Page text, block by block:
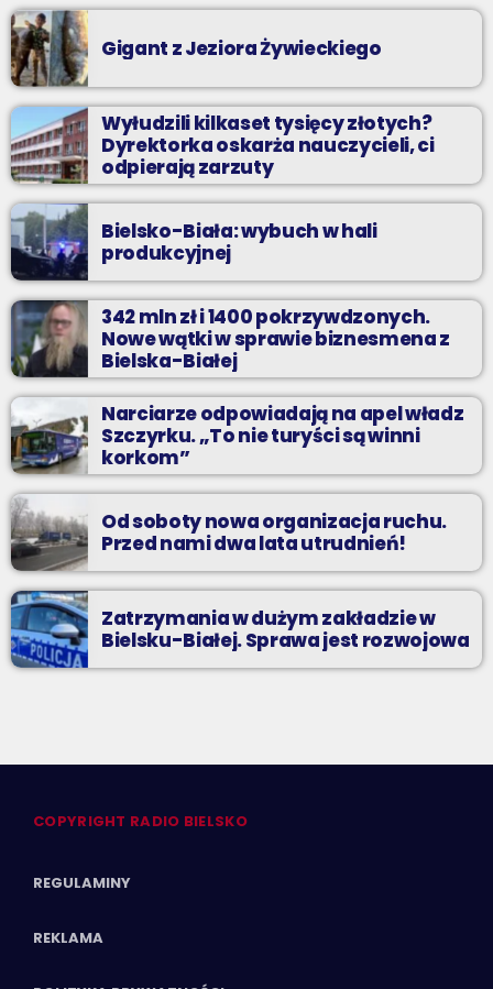
Gigant z Jeziora Żywieckiego
Wyłudzili kilkaset tysięcy złotych?
Dyrektorka oskarża nauczycieli, ci
odpierają zarzuty
Bielsko-Biała: wybuch w hali
produkcyjnej
342 mln zł i 1400 pokrzywdzonych.
Nowe wątki w sprawie biznesmena z
Bielska-Białej
Narciarze odpowiadają na apel władz
Szczyrku. „To nie turyści są winni
korkom”
Od soboty nowa organizacja ruchu.
Przed nami dwa lata utrudnień!
Zatrzymania w dużym zakładzie w
Bielsku-Białej. Sprawa jest rozwojowa
COPYRIGHT RADIO BIELSKO
REGULAMINY
REKLAMA